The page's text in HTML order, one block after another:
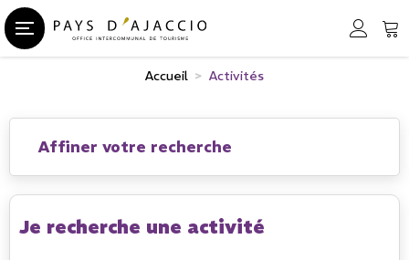
Accueil > Activités
Affiner votre recherche
Je recherche une activité